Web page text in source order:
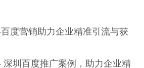
度营销助力企业精准引流与获
深圳百度推广案例，助力企业精